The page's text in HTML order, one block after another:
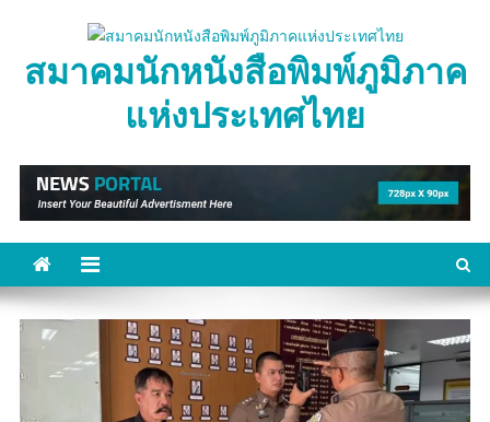
contentสมาคมนักหนังสือพิมพ์ภูมิภาค
แห่งประเทศไทย